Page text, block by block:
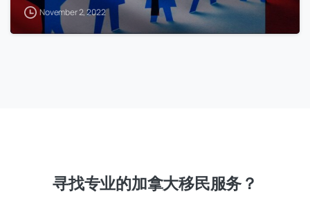
November 2, 2022
寻找专业的加拿大移民服务？